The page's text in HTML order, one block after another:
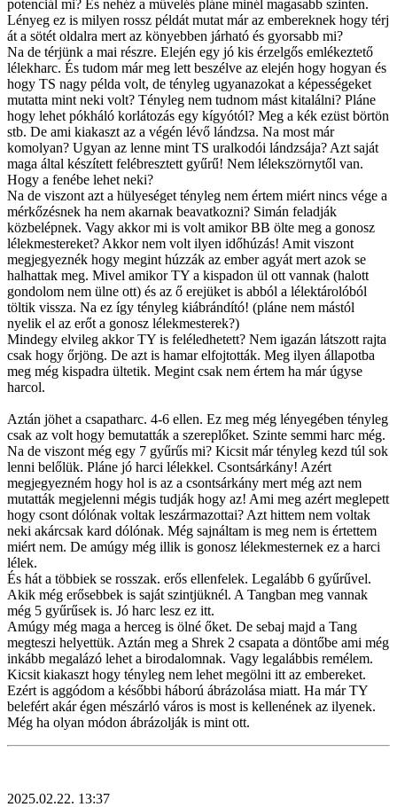
potenciál mi? És nehéz a művelés pláne minél magasabb szinten.
Lényeg ez is milyen rossz példát mutat már az embereknek hogy térj
át a sötét oldalra mert az könyebben járható és gyorsabb mi?
Na de térjünk a mai részre. Elején egy jó kis érzelgős emlékeztető
lélekharc. És tudom már meg lett beszélve az elején hogy hogyan és
hogy TS nagy példa volt, de tényleg ugyanazokat a képességeket
mutatta mint neki volt? Tényleg nem tudnom mást kitalálni? Pláne
hogy lehet pókháló korlátozás egy kígyótól? Meg a kék ezüst börtön
stb. De ami kiakaszt az a végén lévő lándzsa. Na most már
komolyan? Ugyan az lenne mint TS uralkodói lándzsája? Azt saját
maga által készített felébresztett gyűrű! Nem lélekszörnytől van.
Hogy a fenébe lehet neki?
Na de viszont azt a hülyeséget tényleg nem értem miért nincs vége a
mérkőzésnek ha nem akarnak beavatkozni? Simán feladják
közbelépnek. Vagy akkor mi is volt amikor BB ölte meg a gonosz
lélekmestereket? Akkor nem volt ilyen időhúzás! Amit viszont
megjegyeznék hogy megint húzzák az ember agyát mert azok se
halhattak meg. Mivel amikor TY a kispadon ül ott vannak (halott
gondolom nem ülne ott) és az ő erejüket is abból a lélektárolóból
töltik vissza. Na ez így tényleg kiábrándító! (pláne nem mástól
nyelik el az erőt a gonosz lélekmesterek?)
Mindegy elvileg akkor TY is feléledhetett? Nem igazán látszott rajta
csak hogy őrjöng. De azt is hamar elfojtották. Meg ilyen állapotba
meg még kispadra ültetik. Megint csak nem értem ha már úgyse
harcol.
Aztán jöhet a csapatharc. 4-6 ellen. Ez meg még lényegében tényleg
csak az volt hogy bemutatták a szereplőket. Szinte semmi harc még.
Na de viszont még egy 7 gyűrűs mi? Kicsit már tényleg kezd túl sok
lenni belőlük. Pláne jó harci lélekkel. Csontsárkány! Azért
megjegyezném hogy hol is az a csontsárkány mert még azt nem
mutatták megjelenni mégis tudják hogy az! Ami meg azért meglepett
hogy csont dólónak voltak leszármazottai? Azt hittem nem voltak
neki akárcsak kard dólónak. Még sajnáltam is meg nem is értettem
miért nem. De amúgy még illik is gonosz lélekmesternek ez a harci
lélek.
És hát a többiek se rosszak. erős ellenfelek. Legalább 6 gyűrűvel.
Akik még erősebbek is saját szintjüknél. A Tangban meg vannak
még 5 gyűrűsek is. Jó harc lesz ez itt.
Amúgy még maga a herceg is ölné őket. De sebaj majd a Tang
megteszi helyettük. Aztán meg a Shrek 2 csapata a döntőbe ami még
inkább megalázó lehet a birodalomnak. Vagy legalábbis remélem.
Kicsit kiakaszt hogy tényleg nem lehet megölni itt az embereket.
Ezért is aggódom a későbbi háború ábrázolása miatt. Ha már TY
belefért akár égen mészárló város is most is kellenének az ilyenek.
Még ha olyan módon ábrázolják is mint ott.
2025.02.22. 13:37